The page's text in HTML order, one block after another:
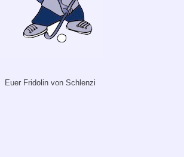
Euer Fridolin von Schlenzi